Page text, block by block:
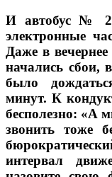
И автобус №
электронные
Даже в
начались сбои,
было
минут. К
бесполезно: «А
звонить тоже
интервал